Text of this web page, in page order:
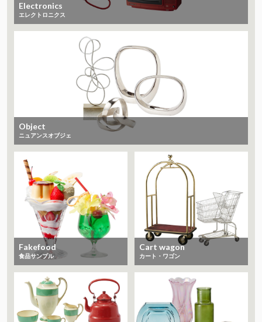
Electronics
エレクトロニクス
Object
ニュアンスオブジェ
Fakefood
食品サンプル
Cart wagon
カート・ワゴン